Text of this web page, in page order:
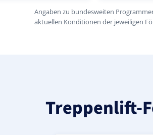
Angaben zu bundesweiten
aktuellen Konditionen der jeweiligen
Treppenlift-